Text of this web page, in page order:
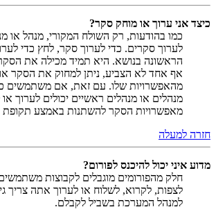
כיצד אני ערוך או מוחק סקר?
כמו בהודעות, רק השולח המקורי, מנהל או
לערוך סקרים. כדי לערוך סקר, לחץ כדי
הראשונה בנושא. היא תמיד מכילה את
אף אחד לא הצביע, ניתן למחוק את הסקר
מהאפשרויות שלו. עם זאת, אם משתמשים
מנהלים או מנהלים ראשיים יכולים לערוך
מאפשרויות הסקר להשתנות באמצע
חזרה למעלה
מדוע איני יכול להיכנס לפורום?
חלק מהפורומים מוגבלים לקבוצות
לצפות, לקרוא, לשלוח או לערוך אתה צריך
למנהל המערכת בשביל לקבלם.